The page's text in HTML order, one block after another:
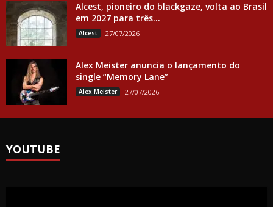
Alcest, pioneiro do blackgaze, volta ao Brasil
em 2027 para três...
Alcest 27/07/2026
Alex Meister anuncia o lançamento do
single “Memory Lane”
Alex Meister 27/07/2026
YOUTUBE